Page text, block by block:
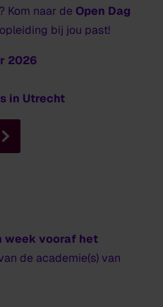
Kom naar de Open Dag
bij jou past!
2026
in Utrecht
week vooraf het
de academie(s) van